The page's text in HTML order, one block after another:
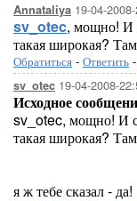
Annataliya 19-04-
sv_otec, мощно! И
такая широкая?
Обратиться - Ответить -
sv_otec 19-04-2008-
Исходное
sv_otec, мощно! И
такая широкая?
я ж тебе сказал - да!